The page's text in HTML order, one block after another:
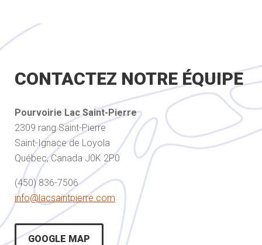
CONTACTEZ NOTRE ÉQUIPE
Pourvoirie Lac Saint-Pierre
2309 rang Saint-Pierre
Saint-Ignace de Loyola
Québec, Canada J0K 2P0
(450) 836-7506
info@lacsaintpierre.com
GOOGLE MAP